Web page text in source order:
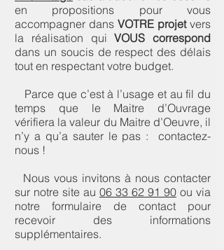
en propositions pour vous
accompagner dans VOTRE projetvers
la réalisation quiVOUS correspond
dans un soucis de respect des délais
tout en respectant votre budget.
Parce que c’est à l’usage et au fil du
temps que le Maitre d’Ouvrage
vérifiera la valeur du Maitre d’Oeuvre, il
n’y a qu’a sauter le pas : contactez-
nous !
Nous vous invitons à nous contacter
sur notre site au 06 33 62 91 90 ou via
notre formulaire de contact pour
recevoir des informations
supplémentaires.